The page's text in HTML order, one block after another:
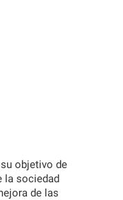
objetivo de
la sociedad
de las